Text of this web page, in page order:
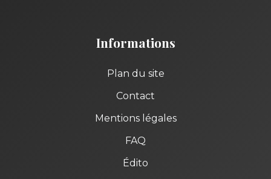
Informations
Plan du site
Contact
Mentions légales
FAQ
Édito